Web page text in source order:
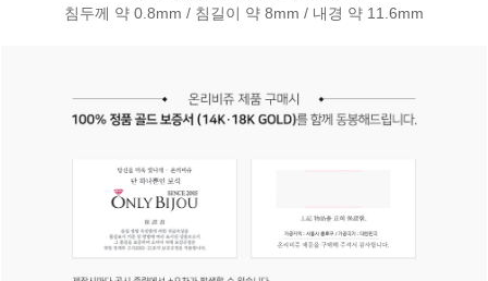
침두께 약 0.8mm / 침길이 약 8mm / 내경 약 11.6mm